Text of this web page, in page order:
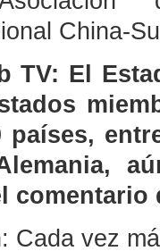
China-
TV: El
países,
comentario
Cada vez